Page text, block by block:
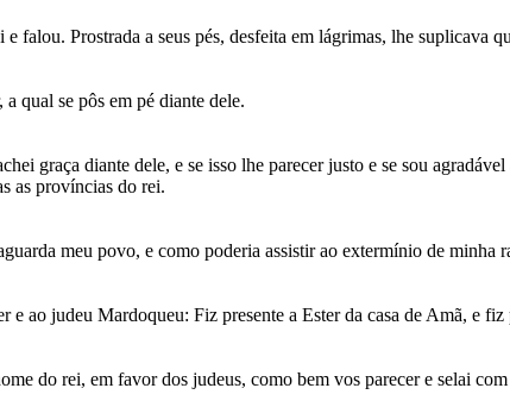
falou. Prostrada a seus pés, desfeita em lágrimas, lhe suplicava
qual se pôs em pé diante dele.
graça diante dele, e se isso lhe parecer justo e se sou
as províncias do rei.
meu povo, e como poderia assistir ao extermínio de minha
e ao judeu Mardoqueu: Fiz presente a Ester da casa de Amã, e
do rei, em favor dos judeus, como bem vos parecer e selai